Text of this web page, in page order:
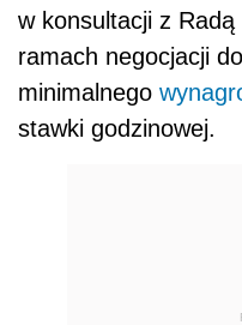
w konsultacji z Radą
ramach negocjacji
minimalnego
stawki godzinowej.